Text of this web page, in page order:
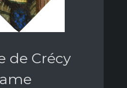
de Crécy